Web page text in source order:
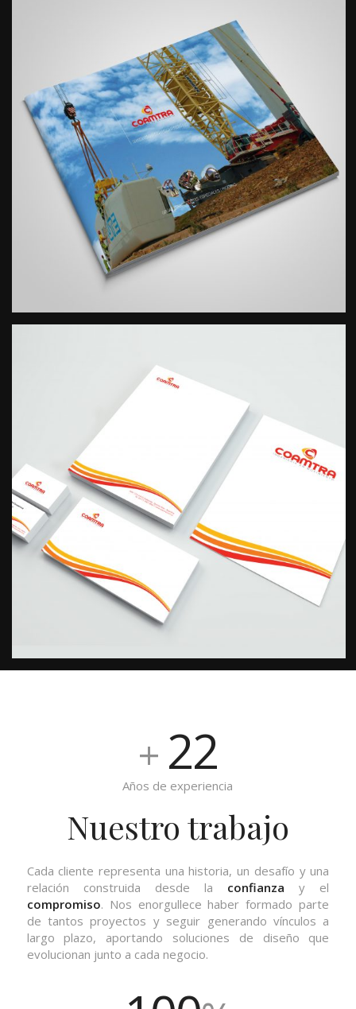
+ 22
Años de experiencia
Nuestro trabajo
Cada cliente representa una historia, un desafío y una
relación construida desde la confianza y el
compromiso. Nos enorgullece haber formado parte
de tantos proyectos y seguir generando vínculos a
largo plazo, aportando soluciones de diseño que
evolucionan junto a cada negocio.